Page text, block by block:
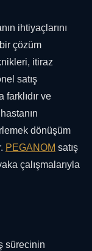
ihtiyaçlarını
çözüm
itiraz
satış
ve
dönüşüm
PEGANOM satış
çalışmalarıyla
sürecinin